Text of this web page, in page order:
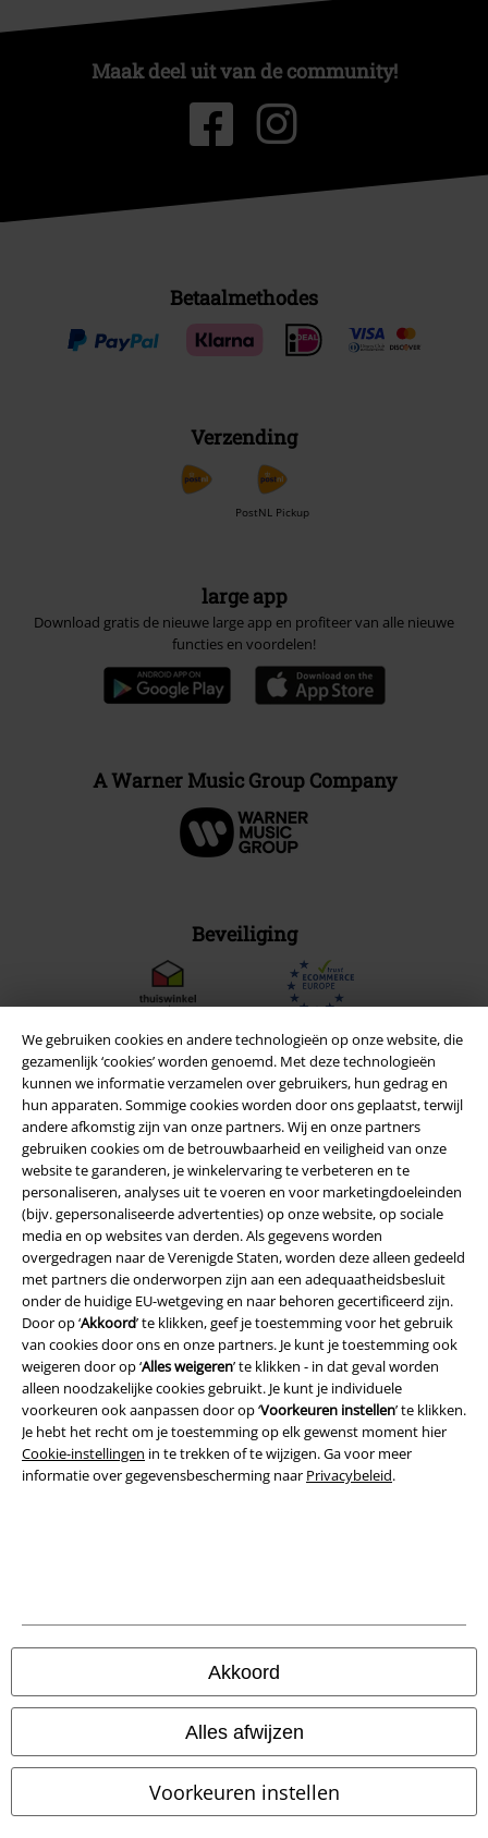
We gebruiken cookies en andere technologieën op onze website, die
gezamenlijk ‘cookies’ worden genoemd. Met deze technologieën
kunnen we informatie verzamelen over gebruikers, hun gedrag en
hun apparaten. Sommige cookies worden door ons geplaatst, terwijl
andere afkomstig zijn van onze partners. Wij en onze partners
gebruiken cookies om de betrouwbaarheid en veiligheid van onze
website te garanderen, je winkelervaring te verbeteren en te
personaliseren, analyses uit te voeren en voor marketingdoeleinden
(bijv. gepersonaliseerde advertenties) op onze website, op sociale
media en op websites van derden. Als gegevens worden
overgedragen naar de Verenigde Staten, worden deze alleen gedeeld
met partners die onderworpen zijn aan een adequaatheidsbesluit
onder de huidige EU-wetgeving en naar behoren gecertificeerd zijn.
Door op ‘Akkoord’ te klikken, geef je toestemming voor het gebruik
van cookies door ons en onze partners. Je kunt je toestemming ook
weigeren door op ‘Alles weigeren’ te klikken - in dat geval worden
alleen noodzakelijke cookies gebruikt. Je kunt je individuele
voorkeuren ook aanpassen door op ‘Voorkeuren instellen’ te klikken.
Je hebt het recht om je toestemming op elk gewenst moment hier
Cookie-instellingen in te trekken of te wijzigen. Ga voor meer
informatie over gegevensbescherming naar Privacybeleid.
Akkoord
Alles afwijzen
Voorkeuren instellen
Maak deel uit van de community!
Betaalmethodes
Verzending
PostNL Pickup
large app
Download gratis de nieuwe large app en profiteer van alle nieuwe
functies en voordelen!
A Warner Music Group Company
Beveiliging
Legal
Algemene Voorwaarden
Bedrijfsgegevens
Privacyverklaring
Verklaring van conformiteit
Informatie over toegankelijkheid
© 1986-2026 Large Popmerchandising B.V.
Onze online shops